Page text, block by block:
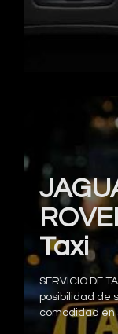
Taxi
SERVICIO DE
posibilidad de
comodidad en